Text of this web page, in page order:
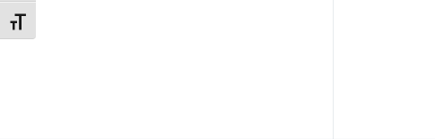
Attiva/disattiva dimensione testo